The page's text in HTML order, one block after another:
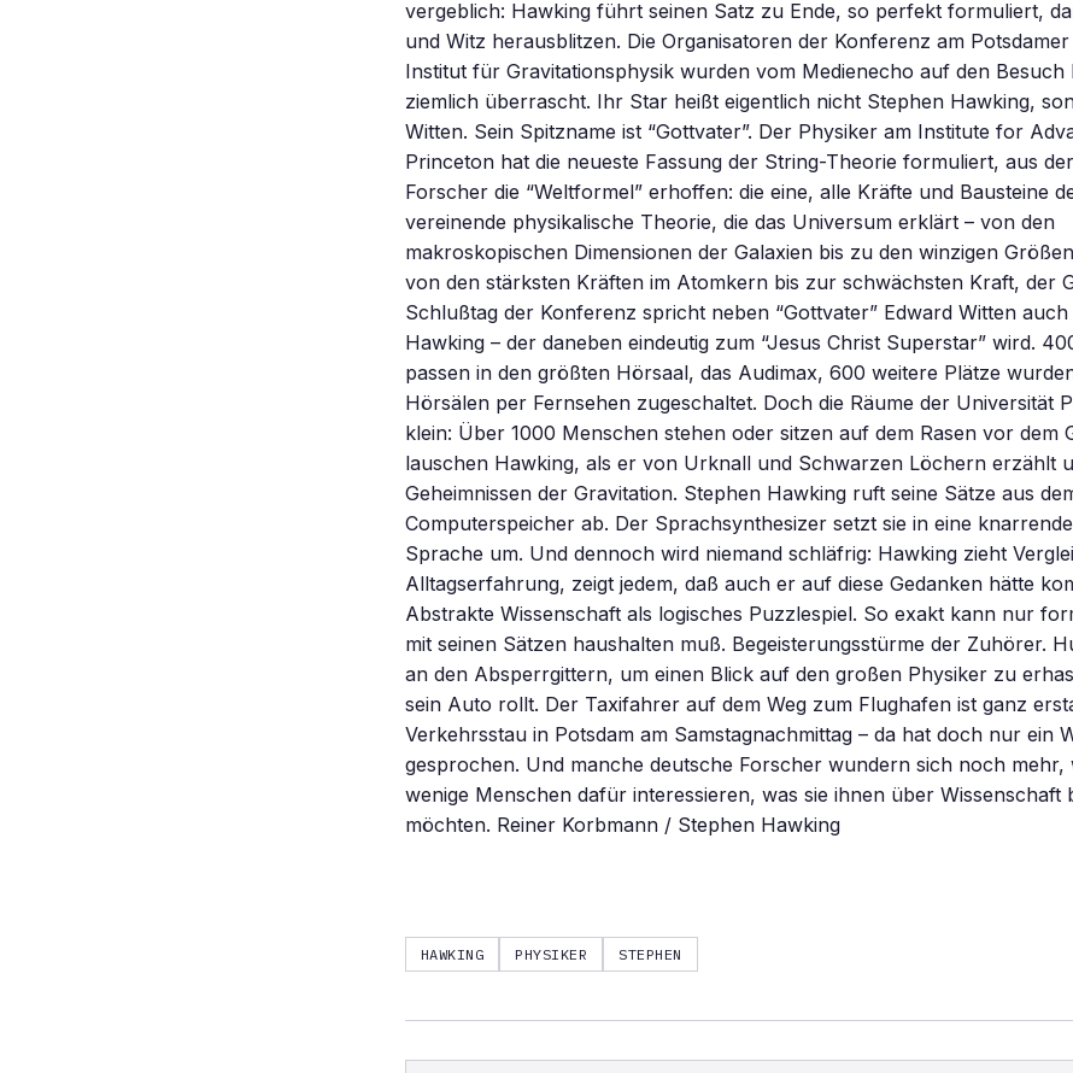
vergeblich: Hawking führt seinen Satz zu Ende, so perfekt formuliert,
und Witz herausblitzen. Die Organisatoren der Konferenz am
Institut für Gravitationsphysik wurden vom Medienecho auf den Besuch
ziemlich überrascht. Ihr Star heißt eigentlich nicht Stephen Hawking,
Witten. Sein Spitzname ist “Gottvater”. Der Physiker am Institute for
Princeton hat die neueste Fassung der String-Theorie formuliert, aus
Forscher die “Weltformel” erhoffen: die eine, alle Kräfte und Bausteine
vereinende physikalische Theorie, die das Universum erklärt – von den
makroskopischen Dimensionen der Galaxien bis zu den winzigen
von den stärksten Kräften im Atomkern bis zur schwächsten Kraft, der
Schlußtag der Konferenz spricht neben “Gottvater” Edward Witten
Hawking – der daneben eindeutig zum “Jesus Christ Superstar” wird.
passen in den größten Hörsaal, das Audimax, 600 weitere Plätze
Hörsälen per Fernsehen zugeschaltet. Doch die Räume der Universität
klein: Über 1000 Menschen stehen oder sitzen auf dem Rasen vor dem
lauschen Hawking, als er von Urknall und Schwarzen Löchern erzählt
Geheimnissen der Gravitation. Stephen Hawking ruft seine Sätze aus
Computerspeicher ab. Der Sprachsynthesizer setzt sie in eine
Sprache um. Und dennoch wird niemand schläfrig: Hawking zieht
Alltagserfahrung, zeigt jedem, daß auch er auf diese Gedanken hätte
Abstrakte Wissenschaft als logisches Puzzlespiel. So exakt kann nur
mit seinen Sätzen haushalten muß. Begeisterungsstürme der Zuhörer.
an den Absperrgittern, um einen Blick auf den großen Physiker zu
sein Auto rollt. Der Taxifahrer auf dem Weg zum Flughafen ist ganz
Verkehrsstau in Potsdam am Samstagnachmittag – da hat doch nur ein
gesprochen. Und manche deutsche Forscher wundern sich noch
wenige Menschen dafür interessieren, was sie ihnen über Wissenschaft
möchten. Reiner Korbmann / Stephen Hawking
HAWKING PHYSIKER STEPHEN